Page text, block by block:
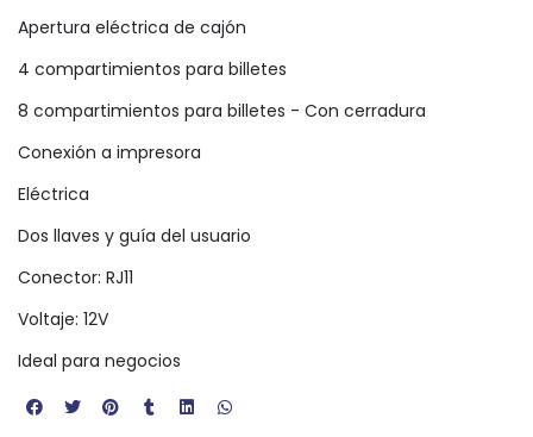
Apertura eléctrica de cajón
4 compartimientos para billetes
8 compartimientos para billetes - Con cerradura
Conexión a impresora
Eléctrica
Dos llaves y guía del usuario
Conector: RJ11
Voltaje: 12V
Ideal para negocios